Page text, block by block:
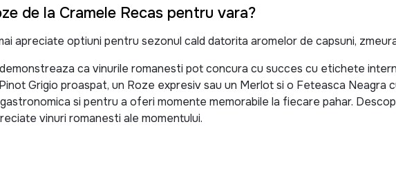
de la Cramele Recas pentru vara?
apreciate optiuni pentru sezonul cald datorita aromelor de capsuni,
ca vinurile romanesti pot concura cu succes cu etichete
Grigio proaspat, un Roze expresiv sau un Merlot si o Feteasca
si pentru a oferi momente memorabile la fiecare pahar.
vinuri romanesti ale momentului.